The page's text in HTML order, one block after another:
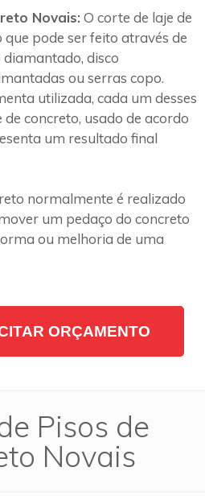
Novais: O corte de laje de
pode ser feito através de
disco
ou serras copo.
utilizada, cada um desses
concreto, usado de acordo
um resultado final
normalmente é realizado
um pedaço do concreto
ou melhoria de uma
ORÇAMENTO
Pisos de
Novais